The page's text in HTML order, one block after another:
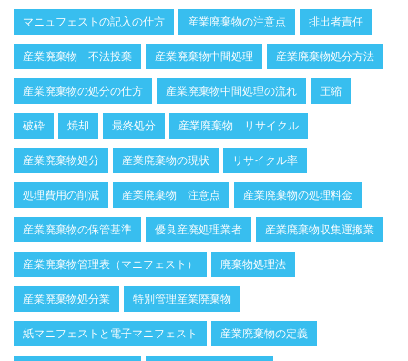
マニュフェストの記入の仕方 産業廃棄物の注意点 排出者責任
産業廃棄物 不法投棄 産業廃棄物中間処理 産業廃棄物処分方法
産業廃棄物の処分の仕方 産業廃棄物中間処理の流れ 圧縮
破砕 焼却 最終処分 産業廃棄物 リサイクル
産業廃棄物処分 産業廃棄物の現状 リサイクル率
処理費用の削減 産業廃棄物 注意点 産業廃棄物の処理料金
産業廃棄物の保管基準 優良産廃処理業者 産業廃棄物収集運搬業
産業廃棄物管理表（マニフェスト） 廃棄物処理法
産業廃棄物処分業 特別管理産業廃棄物
紙マニフェストと電子マニフェスト 産業廃棄物の定義